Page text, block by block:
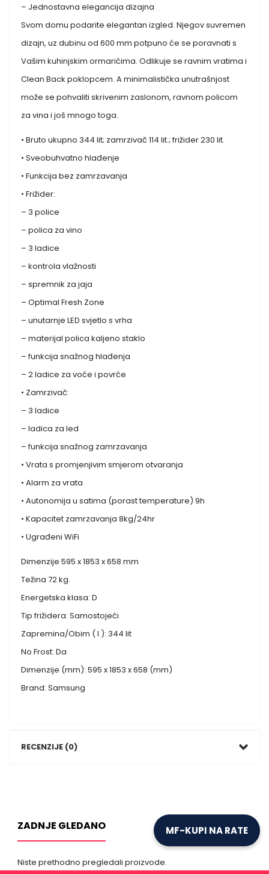
– Jednostavna elegancija dizajna
Svom domu podarite elegantan izgled. Njegov suvremen
dizajn, uz dubinu od 600 mm potpuno će se poravnati s
Vašim kuhinjskim ormarićima. Odlikuje se ravnim vratima i
Clean Back poklopcem. A minimalistička unutrašnjost
može se pohvaliti skrivenim zaslonom, ravnom policom
za vina i još mnogo toga.
• Bruto ukupno 344 lit; zamrzivač 114 lit.; frižider 230 lit.
• Sveobuhvatno hlađenje
• Funkcija bez zamrzavanja
• Frižider:
– 3 police
– polica za vino
– 3 ladice
– kontrola vlažnosti
– spremnik za jaja
– Optimal Fresh Zone
– unutarnje LED svjetlo s vrha
– materijal polica kaljeno staklo
– funkcija snažnog hlađenja
– 2 ladice za voće i povrće
• Zamrzivač:
– 3 ladice
– ladica za led
– funkcija snažnog zamrzavanja
• Vrata s promjenjivim smjerom otvaranja
• Alarm za vrata
• Autonomija u satima (porast temperature) 9h
• Kapacitet zamrzavanja 8kg/24hr
• Ugrađeni WiFi
Dimenzije 595 x 1853 x 658 mm
Težina 72 kg.
Energetska klasa: D
Tip frižidera: Samostojeći
Zapremina/Obim ( l ): 344 lit
No Frost: Da
Dimenzije (mm): 595 x 1853 x 658 (mm)
Brand: Samsung
RECENZIJE (0)
ZADNJE GLEDANO
Niste prethodno pregledali proizvode.
MF-KUPI NA RATE